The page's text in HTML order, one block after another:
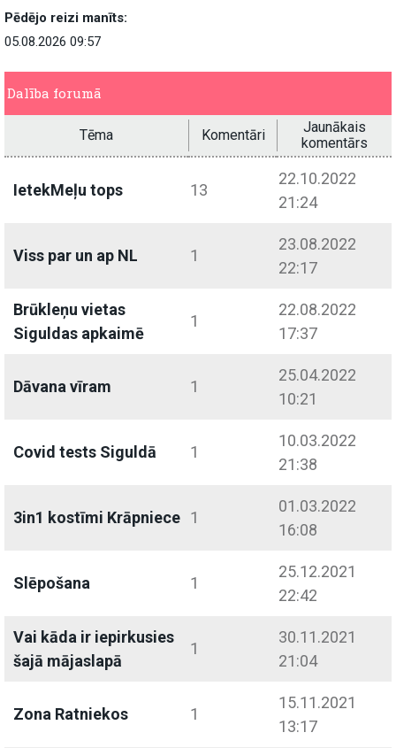
Pēdējo reizi manīts:
05.08.2026 09:57
Dalība forumā
Tēma Komentāri
Jaunākais
komentārs
IetekMeļu tops 13
22.10.2022
21:24
Viss par un ap NL 1
23.08.2022
22:17
Brūkleņu vietas
Siguldas apkaimē
1
22.08.2022
17:37
Dāvana vīram 1
25.04.2022
10:21
Covid tests Siguldā 1
10.03.2022
21:38
3in1 kostīmi Krāpniece 1
01.03.2022
16:08
Slēpošana 1
25.12.2021
22:42
Vai kāda ir iepirkusies
šajā mājaslapā
1
30.11.2021
21:04
Zona Ratniekos 1
15.11.2021
13:17